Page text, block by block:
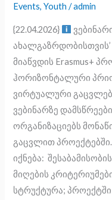
Events,Youth /admin
{22.04.2026}
მიაწვდის Erasmus+
ჰორიზონტალური
ვირტუალური
ვებინარზე
ორგანიზაციებს
გაცვლით
იქნება:
მიღების
სტრუქტურა;
აპრილს
გიწვევთ
ვებინარებზე:
‘’ვირტუალური
გაცვლები
ახალგაზრდობისთვის”